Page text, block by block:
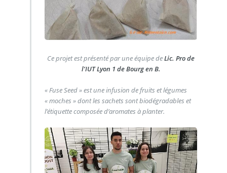
Ce projet est présenté par une équipe deLic. Pro de
l’IUT Lyon 1 de Bourg en B.
« Fuse Seed » est une infusion de fruits et légumes
« moches » dont les sachets sont biodégradables et
l’étiquette composée d’aromates à planter.